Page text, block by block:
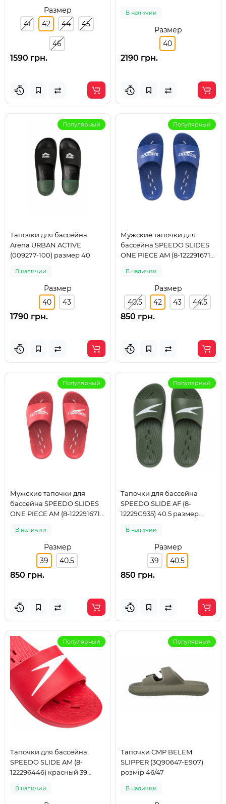
Размер
41
42 44 45
46
1590 грн.
В наличии
Размер
40
2190 грн.
Популярный
Тапочки для бассейна
Arena URBAN ACTIVE
(009277-100) размер 40
В наличии
Размер
40
43
1790 грн.
Популярный
Мужские тапочки для
бассейна SPEEDO SLIDES
ONE PIECE AM (8-1222916711)
В наличии
Размер
40.5
42 43 44.5
850 грн.
Популярный
Мужские тапочки для
бассейна SPEEDO SLIDES
ONE PIECE AM (8-1222916712)
В наличии
Размер
39
40.5
850 грн.
Популярный
Тапочки для бассейна
SPEEDO SLIDE AF (8-
12229G935) 40.5 размер
В наличии
Размер
39
40.5
850 грн.
Популярный
Тапочки для бассейна
SPEEDO SLIDE AM (8-
122296446) красный 39
В наличии
Популярный
Тапочки CMP BELEM
SLIPPER (3Q90647-E907)
розмір 46/47
В наличии